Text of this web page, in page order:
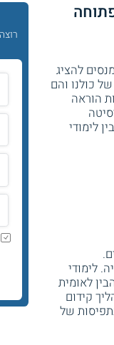
להציג
כולנו והם
הוראה
לימודי
לימודי
לאומית
קידום
של